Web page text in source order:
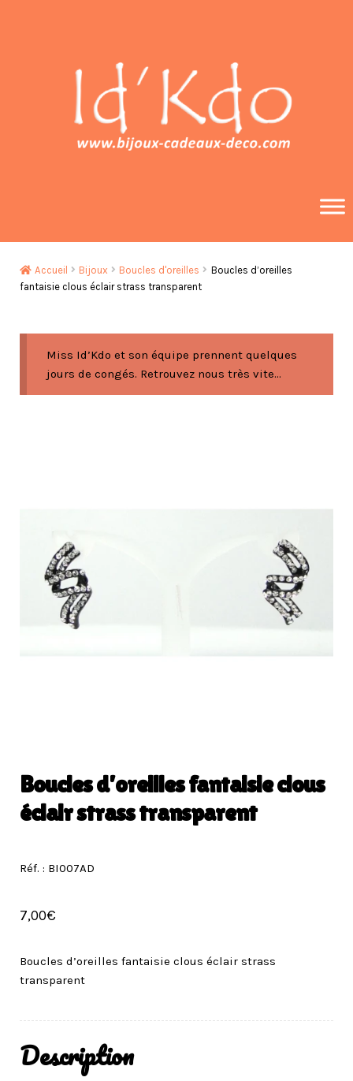
Accueil Bijoux Boucles d'oreilles
Boucles d’oreilles
fantaisie clous éclair strass transparent
Miss Id’Kdo et son équipe prennent quelques
jours de congés. Retrouvez nous très vite...
Boucles d’oreilles fantaisie clous
éclair strass transparent
Réf. : BI007AD
7,00€
Boucles d’oreilles fantaisie clous éclair strass
transparent
Description